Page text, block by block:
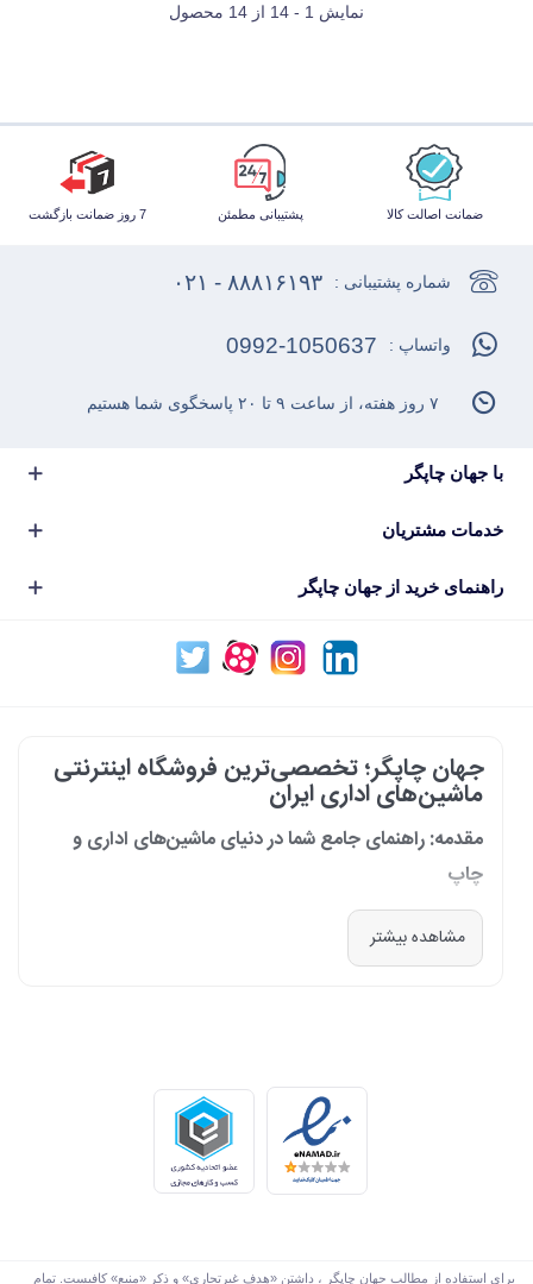
نمایش 1 - 14 از 14 محصول
ضمانت اصالت کالا پشتیبانی مطمئن 7 روز ضمانت بازگشت
با جهان چاپگر
خدمات مشتریان
راهنمای خرید از جهان چاپگر
شماره پشتیبانی : ۸۸۸۱۶۱۹۳ - ۰۲۱
واتساپ : 0992-1050637
۷ روز هفته، از ساعت ۹ تا ۲۰ پاسخگوی شما هستیم
جهان چاپگر؛ تخصصی‌ترین فروشگاه اینترنتی
ماشین‌های اداری ایران
مقدمه: راهنمای جامع شما در دنیای ماشین‌های اداری و
چاپ
در دنیای پرشتاب امروز که کسب‌وکارها و سازمان‌ها برای افزایش بهره‌وری خود به
فناوری‌های نوین وابسته‌اند، دسترسی به ابزارهای کارآمد و قابل اعتماد یک
ما، ارائه راهکارهای جامع، از مشاوره پیش از خرید تا پشتیبانی پس از فروش،
برای سازمان‌ها، شرکت‌ها و کاربران خانگی است.
طیف کاملی از محصولات برای هر نیازی
ما در جهان چاپگر، مجموعه‌ای گسترده از برترین برندهای جهانی را گرد هم
مشاهده بیشتر
برای استفاده از مطالب جهان چاپگر ، داشتن «هدف غیرتجاری» و ذکر «منبع» کافیست. تمام